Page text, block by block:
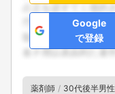
Google
で登録
薬剤師 30代後半男性